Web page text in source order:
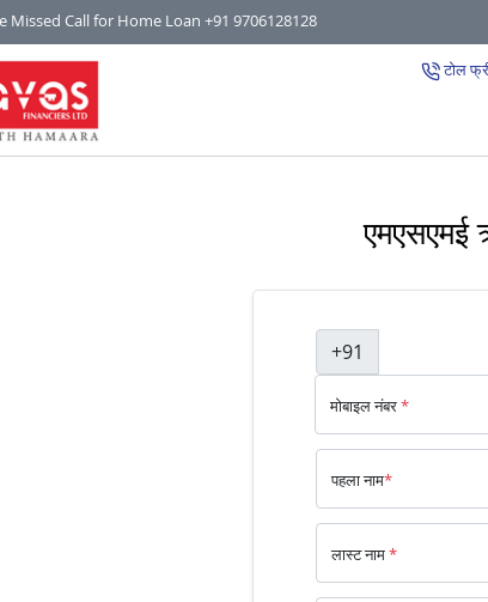
Missed Call for Home Loan +91 9706128128
टोल
+91
मोबाइल नंबर*
पहला नाम*
लास्ट नाम*